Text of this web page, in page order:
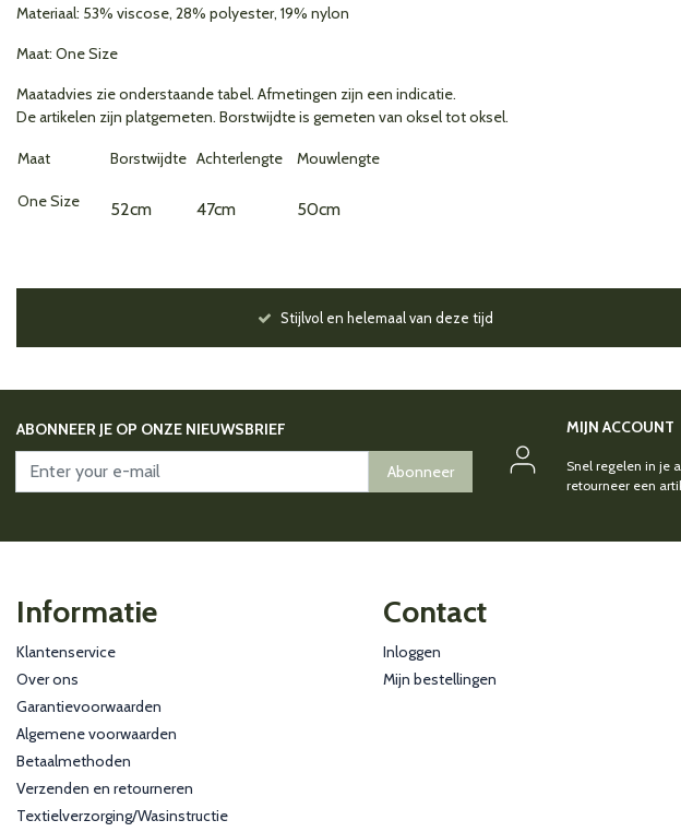
Materiaal: 53% viscose, 28% polyester, 19% nylon
Maat: One Size
Maatadvies zie onderstaande tabel. Afmetingen zijn een indicatie.
De artikelen zijn platgemeten. Borstwijdte is gemeten van oksel tot oksel.
Maat Borstwijdte Achterlengte Mouwlengte
One Size 52cm 47cm 50cm
Stijlvol en helemaal van deze tijd
ABONNEER JE OP ONZE NIEUWSBRIEF
Abonneer
MIJN ACCOUNT
Snel regelen in je
retourneer een
Informatie
Klantenservice
Over ons
Garantievoorwaarden
Algemene voorwaarden
Betaalmethoden
Verzenden en retourneren
Textielverzorging/Wasinstructie
Contact
Inloggen
Mijn bestellingen